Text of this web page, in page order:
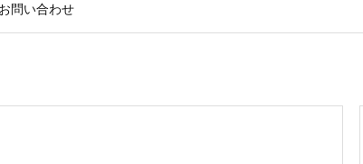
お問い合わせ